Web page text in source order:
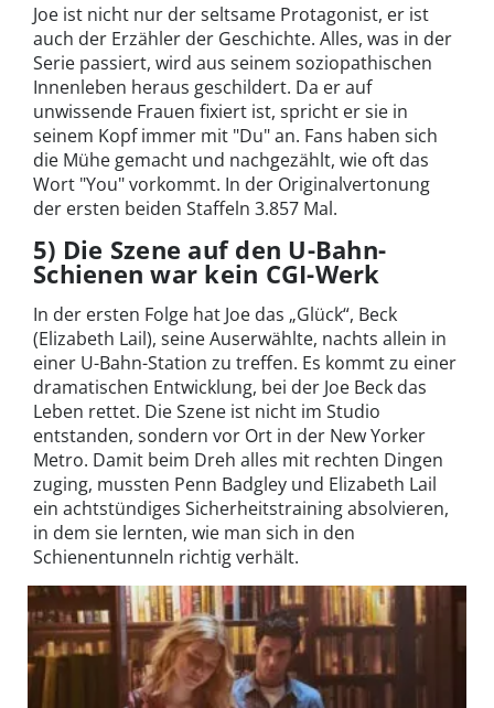
Joe ist nicht nur der seltsame Protagonist, er ist
auch der Erzähler der Geschichte. Alles, was in der
Serie passiert, wird aus seinem soziopathischen
Innenleben heraus geschildert. Da er auf
unwissende Frauen fixiert ist, spricht er sie in
seinem Kopf immer mit "Du" an. Fans haben sich
die Mühe gemacht und nachgezählt, wie oft das
Wort "You" vorkommt. In der Originalvertonung
der ersten beiden Staffeln 3.857 Mal.
5) Die Szene auf den U-Bahn-
Schienen war kein CGI-Werk
In der ersten Folge hat Joe das „Glück“, Beck
(Elizabeth Lail), seine Auserwählte, nachts allein in
einer U-Bahn-Station zu treffen. Es kommt zu einer
dramatischen Entwicklung, bei der Joe Beck das
Leben rettet. Die Szene ist nicht im Studio
entstanden, sondern vor Ort in der New Yorker
Metro. Damit beim Dreh alles mit rechten Dingen
zuging, mussten Penn Badgley und Elizabeth Lail
ein achtstündiges Sicherheitstraining absolvieren,
in dem sie lernten, wie man sich in den
Schienentunneln richtig verhält.